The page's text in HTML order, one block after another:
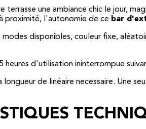
terrasse une ambiance chic le jour,
proximité, l'autonomie de ce bar
disponibles, couleur fixe,
heures d'utilisation ininterrompue
de linéaire necessaire. Une